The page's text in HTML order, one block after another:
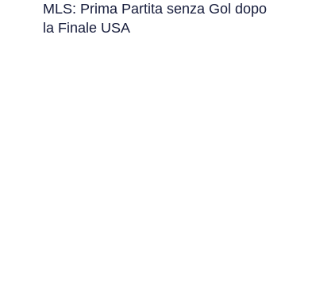
MLS: Prima Partita senza Gol dopo
la Finale USA